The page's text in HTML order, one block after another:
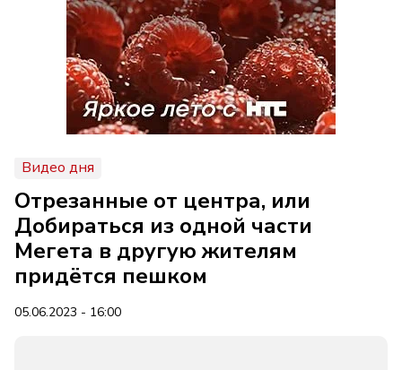
Видео дня
Отрезанные от центра, или
Добираться из одной части
Мегета в другую жителям
придётся пешком
05.06.2023 - 16:00